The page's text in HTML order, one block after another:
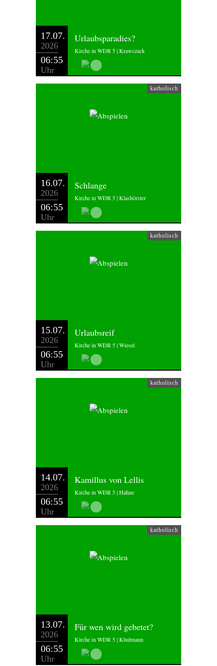
17.07.
2026
06:55
Uhr
Urlaubsparadies?
Kirche in WDR 5 | Krawczack
katholisch
16.07.
2026
06:55
Uhr
Schlange
Kirche in WDR 5 | Klashörster
katholisch
15.07.
2026
06:55
Uhr
Urlaubsreif
Kirche in WDR 5 | Wiesel
katholisch
14.07.
2026
06:55
Uhr
Kamillus von Lellis
Kirche in WDR 5 | Hahne
katholisch
13.07.
2026
06:55
Uhr
Für wen wird gebetet?
Kirche in WDR 5 | Kluitmann